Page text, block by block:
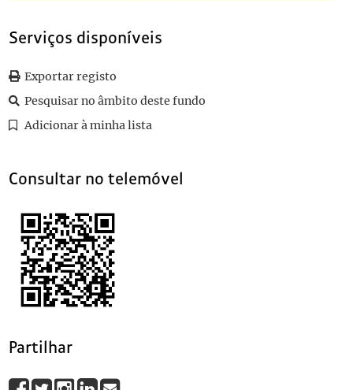
Serviços disponíveis
Exportar registo
Pesquisar no âmbito deste fundo
Adicionar à minha lista
Consultar no telemóvel
Partilhar